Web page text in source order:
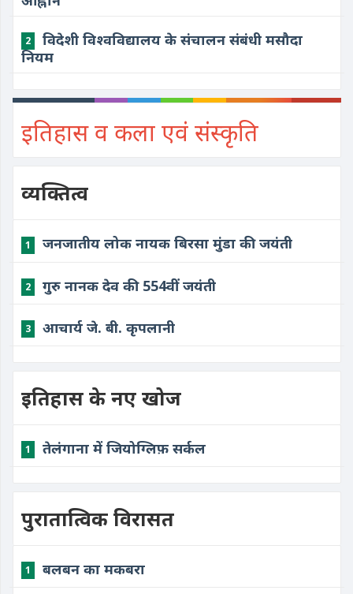
2
विदेशी विश्वविद्यालय के संचालन संबंधी मसौदा
नियम
इतिहास व कला एवं संस्कृति
व्यक्तित्व
1 जनजातीय लोक नायक बिरसा मुंडा की जयंती
2 गुरु नानक देव की 554वीं जयंती
3 आचार्य जे. बी. कृपलानी
इतिहास के नए खोज
1 तेलंगाना में जियोग्लिफ़ सर्कल
पुरातात्विक विरासत
1 बलबन का मकबरा